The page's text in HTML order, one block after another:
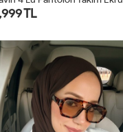
1 2
TL